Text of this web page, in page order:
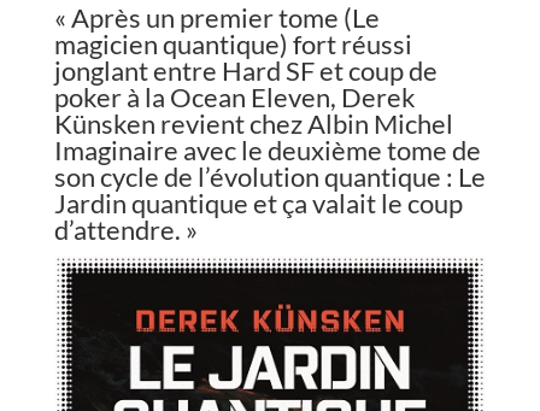
« Après un premier tome (Le
magicien quantique) fort réussi
jonglant entre Hard SF et coup de
poker à la Ocean Eleven, Derek
Künsken revient chez Albin Michel
Imaginaire avec le deuxième tome de
son cycle de l’évolution quantique : Le
Jardin quantique et ça valait le coup
d’attendre. »